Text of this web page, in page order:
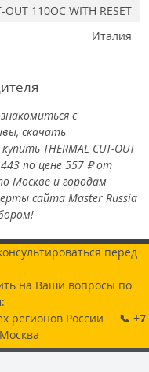
OUT 110OC WITH RESET
Италия
с
скачать
THERMAL CUT-OUT
по цене 557 ₽ от
Москве и городам
сайта Master Russia
перед
на Ваши вопросы по
регионов России 📞 +7